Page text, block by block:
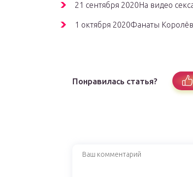
21 сентября 2020На видео
1 октября 2020Фанаты
Понравилась статья?